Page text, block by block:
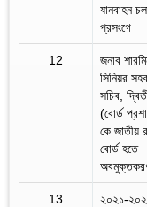
যানবাহন
প্রসংগে
12
জনাব
সিনিয়র
সচিব,
(বোর্ড
কে জাতীয়
বোর্ড হতে
13
২০২১-